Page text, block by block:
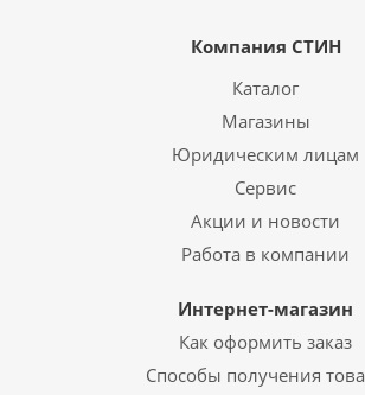
Компания СТИН
Каталог
Магазины
Юридическим лицам
Сервис
Акции и новости
Работа в компании
Интернет-магазин
Как оформить заказ
Способы получения